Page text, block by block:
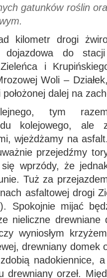
gatunków roślin
kilometr drogi
dojazdowa do
i
Woli –
dalej na
tym
kolejowego, ale
wjeżdżamy na
przejedźmy
wprzódy, że
Tuż za
asfaltowej drogi
). Spokojnie mijać
nieliczne
wyniosłym
drewniany domek
nadokiennice,
drewniany orzeł.